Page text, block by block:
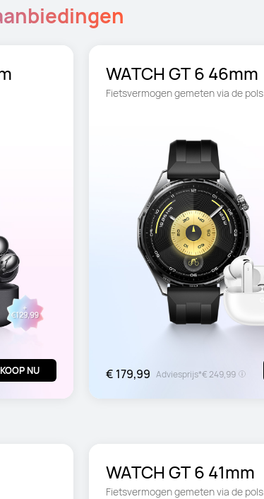
KOOP NU
WATCH GT 6 46mm
Fietsvermogen gemeten via de pols
€ 179,99 Adviesprijs*€ 249,99
WATCH GT 6 41mm
Fietsvermogen gemeten via de pols